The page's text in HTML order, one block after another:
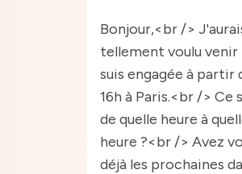
Bonjour,<br />
tellement voulu venir
suis engagée à partir
16h à Paris.<br /> Ce
de quelle heure à
heure ?<br /> Avez
déjà les prochaines